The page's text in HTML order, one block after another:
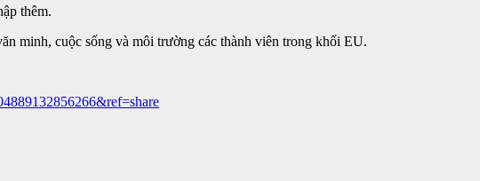
thêm.
minh, cuộc sống và môi trường các thành viên trong khối EU.